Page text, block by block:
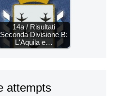
14a / Risultati
Seconda Divisione B:
L'Aquila e…